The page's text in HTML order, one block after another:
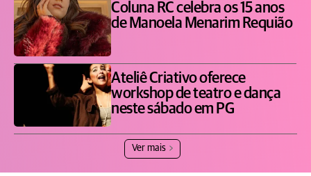
Coluna RC celebra os 15 anos
de Manoela Menarim Requião
Ateliê Criativo oferece
workshop de teatro e dança
neste sábado em PG
Ver mais